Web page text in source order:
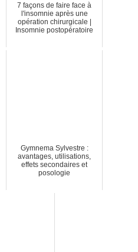
7 façons de faire face à
l'insomnie après une
opération chirurgicale |
Insomnie postopératoire
Gymnema Sylvestre :
avantages, utilisations,
effets secondaires et
posologie